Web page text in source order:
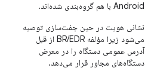
Android با هم گروه‌بندی شده‌اند.
نشانی هویت در حین جفت‌سازی توصیه
می‌شود زیرا مؤلفه BR/EDR از قبل
آدرس عمومی دستگاه را در معرض
دستگاه‌های مجاور قرار می‌دهد.